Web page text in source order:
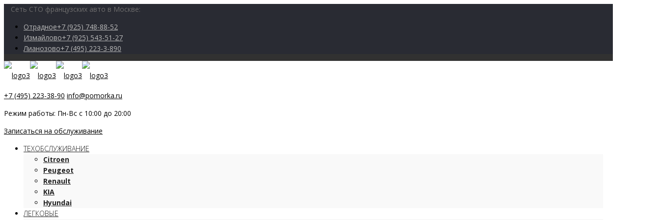
Сеть СТО французских авто в Москве:
Отрадное+7 (925) 748-88-52
Измайлово+7 (925) 543-51-27
Лианозово+7 (495) 223-3-890
+7 (495) 223-38-90 info@pomorka.ru
Режим работы: Пн-Вс с 10:00 до 20:00
Записаться на обслуживание
ТЕХОБСЛУЖИВАНИЕ
Citroen
Peugeot
Renault
KIA
Hyundai
ЛЕГКОВЫЕ